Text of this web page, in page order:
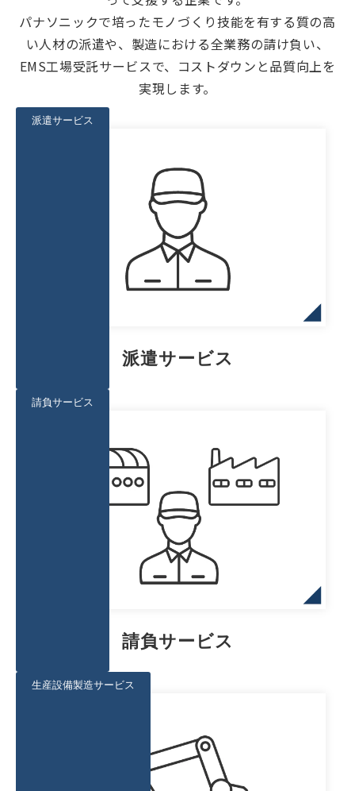
パナソニックで培ったモノづくり技能を有する質の高
い人材の派遣や、製造における全業務の請け負い、
EMS工場受託サービスで、コストダウンと品質向上を
実現します。
派遣サービス
派遣サービス
請負サービス
請負サービス
生産設備製造サービス